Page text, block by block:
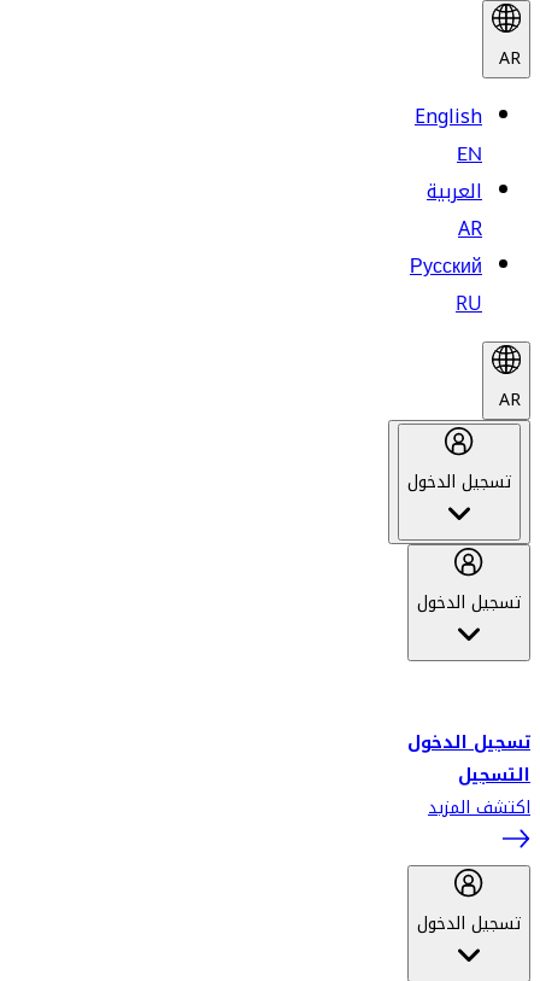
AR
English
EN
العربية
AR
Русский
RU
AR
تسجيل الدخول
تسجيل الدخول
تسجيل الدخول
التسجيل
اكتشف المزيد
تسجيل الدخول